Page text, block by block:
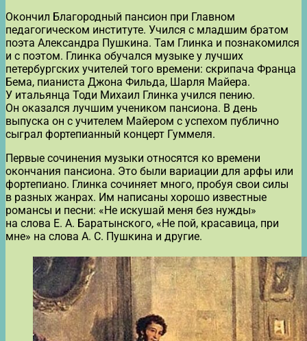
Окончил Благородный пансион при Главном
педагогическом институте. Учился с младшим братом
поэта Александра Пушкина. Там Глинка и познакомился
и с поэтом. Глинка обучался музыке у лучших
петербургских учителей того времени: скрипача Франца
Бема, пианиста Джона Фильда, Шарля Майера.
У итальянца Тоди Михаил Глинка учился пению.
Он оказался лучшим учеником пансиона. В день
выпуска он с учителем Майером с успехом публично
сыграл фортепианный концерт Гуммеля.
Первые сочинения музыки относятся ко времени
окончания пансиона. Это были вариации для арфы или
фортепиано. Глинка сочиняет много, пробуя свои силы
в разных жанрах. Им написаны хорошо известные
романсы и песни: «Не искушай меня без нужды»
на слова Е. А. Баратынского, «Не пой, красавица, при
мне» на слова А. С. Пушкина и другие.